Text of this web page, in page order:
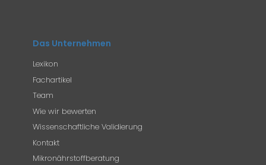
Das Unternehmen
Lexikon
Fachartikel
Team
Wie wir bewerten
Wissenschaftliche Validierung
Kontakt
Mikronährstoffberatung